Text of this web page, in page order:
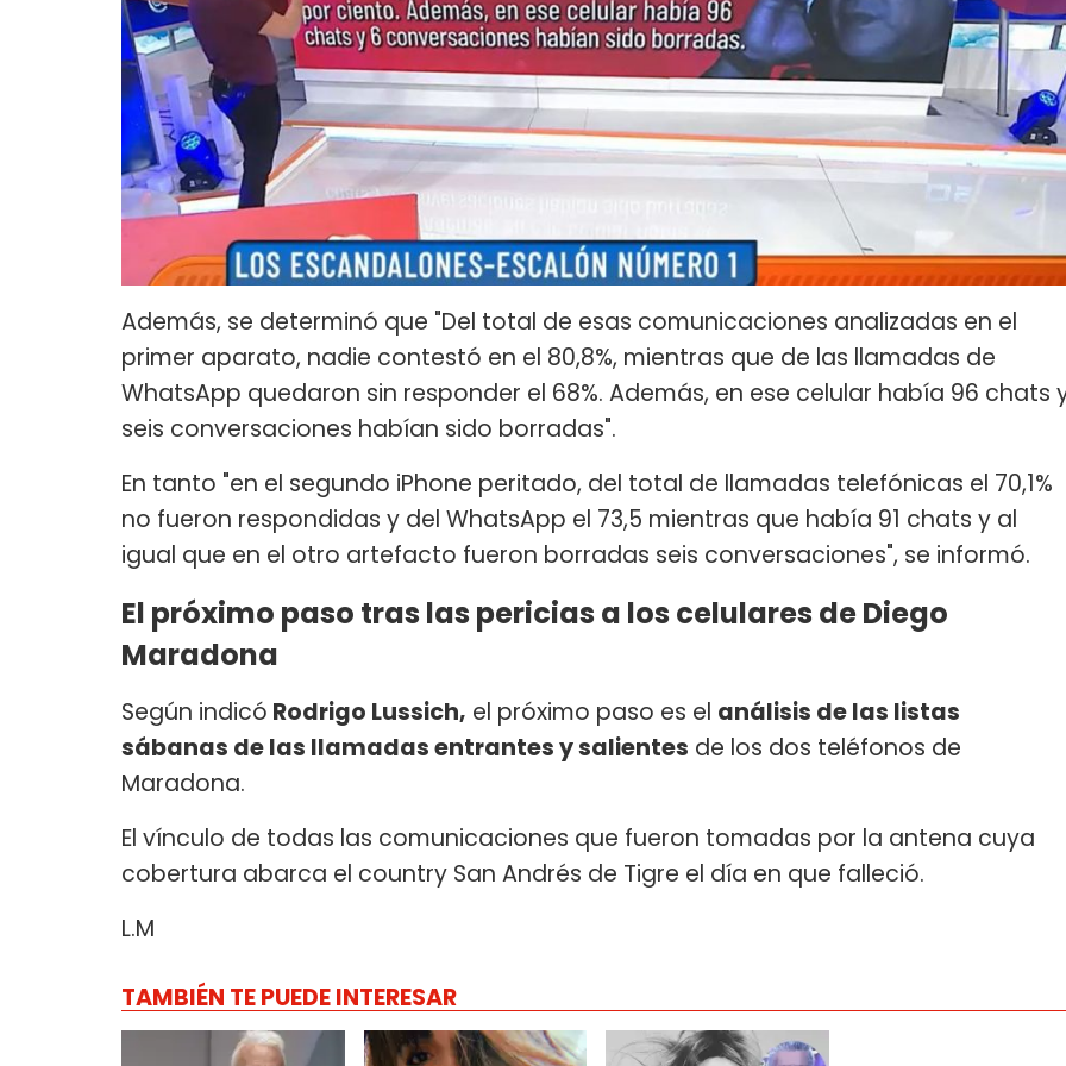
Además, se determinó que "Del total de esas comunicaciones analizadas en el
primer aparato, nadie contestó en el 80,8%, mientras que de las llamadas de
WhatsApp quedaron sin responder el 68%. Además, en ese celular había 96 chats
seis conversaciones habían sido borradas".
En tanto "en el segundo iPhone peritado, del total de llamadas telefónicas el 70,1%
no fueron respondidas y del WhatsApp el 73,5 mientras que había 91 chats y al
igual que en el otro artefacto fueron borradas seis conversaciones", se informó.
El próximo paso tras las pericias a los celulares de Diego
Maradona
Según indicó Rodrigo Lussich, el próximo paso es el análisis de las listas
sábanas de las llamadas entrantes y salientes de los dos teléfonos de
Maradona.
El vínculo de todas las comunicaciones que fueron tomadas por la antena cuya
cobertura abarca el country San Andrés de Tigre el día en que falleció.
L.M
TAMBIÉN TE PUEDE INTERESAR